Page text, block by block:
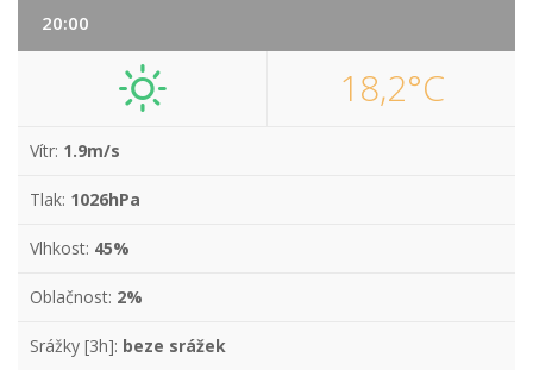
20:00
18,2°C
Vítr: 1.9m/s
Tlak: 1026hPa
Vlhkost: 45%
Oblačnost: 2%
Srážky [3h]: beze srážek